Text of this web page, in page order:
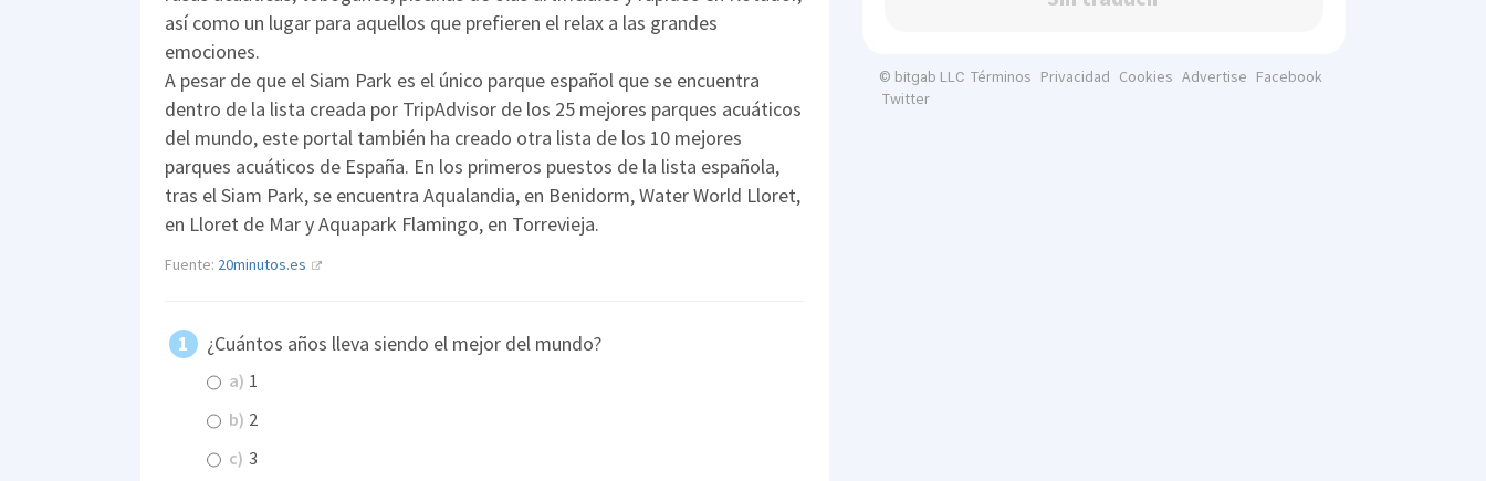
así como un lugar para aquellos que prefieren el relax a las grandes
emociones.
A pesar de que el Siam Park es el único parque español que se encuentra
dentro de la lista creada por TripAdvisor de los 25 mejores parques acuáticos
del mundo, este portal también ha creado otra lista de los 10 mejores
parques acuáticos de España. En los primeros puestos de la lista española,
tras el Siam Park, se encuentra Aqualandia, en Benidorm, Water World Lloret,
en Lloret de Mar y Aquapark Flamingo, en Torrevieja.
Fuente: 20minutos.es
¿Cuántos años lleva siendo el mejor del mundo?
a) 1
b) 2
c) 3
© bitgab LLC Términos Privacidad Cookies Advertise Facebook
Twitter